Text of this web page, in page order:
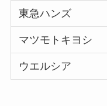
東急ハンズ
マツモトキヨシ
ウエルシア